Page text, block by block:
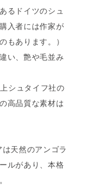
るドイツのシュ
入者には作家が
もあります。）
い、艶や毛並み
シュタイフ社の
高品質な素材は
天然のアンゴラ
ルがあり、本格